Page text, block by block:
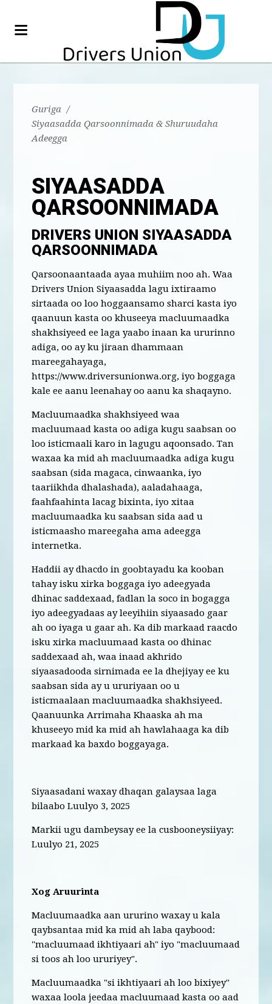
Guriga /
Siyaasadda Qarsoonnimada & Shuruudaha
Adeegga
SIYAASADDA
QARSOONNIMADA
DRIVERS UNION SIYAASADDA
QARSOONNIMADA
Qarsoonaantaada ayaa muhiim noo ah. Waa
Drivers Union Siyaasadda lagu ixtiraamo
sirtaada oo loo hoggaansamo sharci kasta iyo
qaanuun kasta oo khuseeya macluumaadka
shakhsiyeed ee laga yaabo inaan ka ururinno
adiga, oo ay ku jiraan dhammaan
mareegahayaga,
https://www.driversunionwa.org, iyo boggaga
kale ee aanu leenahay oo aanu ka shaqayno.
Macluumaadka shakhsiyeed waa
macluumaad kasta oo adiga kugu saabsan oo
loo isticmaali karo in lagugu aqoonsado. Tan
waxaa ka mid ah macluumaadka adiga kugu
saabsan (sida magaca, cinwaanka, iyo
taariikhda dhalashada), aaladahaaga,
faahfaahinta lacag bixinta, iyo xitaa
macluumaadka ku saabsan sida aad u
isticmaasho mareegaha ama adeegga
internetka.
Haddii ay dhacdo in goobtayadu ka kooban
tahay isku xirka boggaga iyo adeegyada
dhinac saddexaad, fadlan la soco in bogagga
iyo adeegyadaas ay leeyihiin siyaasado gaar
ah oo iyaga u gaar ah. Ka dib markaad raacdo
isku xirka macluumaad kasta oo dhinac
saddexaad ah, waa inaad akhrido
siyaasadooda sirnimada ee la dhejiyay ee ku
saabsan sida ay u ururiyaan oo u
isticmaalaan macluumaadka shakhsiyeed.
Qaanuunka Arrimaha Khaaska ah ma
khuseeyo mid ka mid ah hawlahaaga ka dib
markaad ka baxdo boggayaga.
Siyaasadani waxay dhaqan galaysaa laga
bilaabo Luulyo 3, 2025
Markii ugu dambeysay ee la cusbooneysiiyay:
Luulyo 21, 2025
Xog Aruurinta
Macluumaadka aan ururino waxay u kala
qaybsantaa mid ka mid ah laba qaybood:
"macluumaad ikhtiyaari ah" iyo "macluumaad
si toos ah loo ururiyey".
Macluumaadka "si ikhtiyaari ah loo bixiyey"
waxaa loola jeedaa macluumaad kasta oo aad